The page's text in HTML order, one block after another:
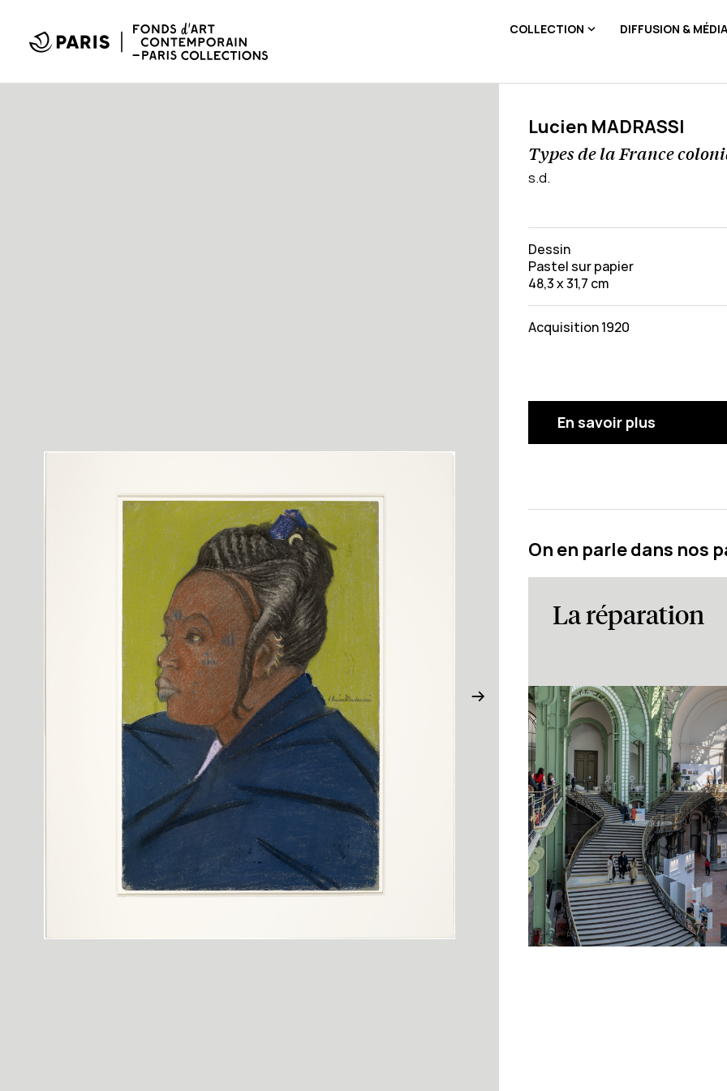
COLLECTION DIFFUSION &
Lucien MADRASSI
Types de la France
s.d.
Dessin
Pastel sur papier
48,3 x 31,7 cm
Acquisition 1920
En savoir plus
On en parle dans nos
La réparation